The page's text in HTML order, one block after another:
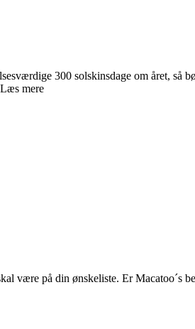
300 solskinsdage om året, så
mere
på din ønskeliste. Er Macatoo´s